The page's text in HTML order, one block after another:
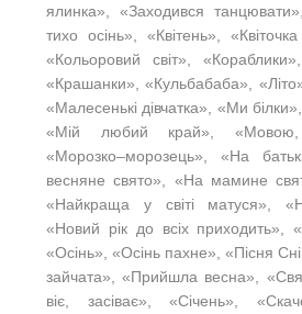
ялинка», «Заходився
тихо осінь», «Квітень»,
«Кольоровий світ»,
«Крашанки», «Кульбабаба»,
«Малесенькі дівчатка», «Ми
«Мій любий край»,
«Морозко–морозець», «На
весняне свято», «На мамине
«Найкраща у світі матуся»,
«Новий рік до всіх приходить»,
«Осінь», «Осінь пахне», «Пісня
зайчата», «Прийшла весна»,
віє, засіває», «Січень»,